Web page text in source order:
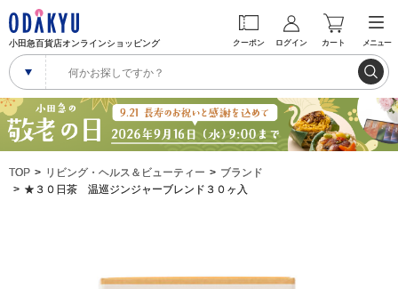
小田急百貨店オンラインショッピング クーポン ログイン カート メニュー
TOP リビング・ヘルス＆ビューティー
ブランド
★３０日茶 温巡ジンジャーブレンド３０ヶ入